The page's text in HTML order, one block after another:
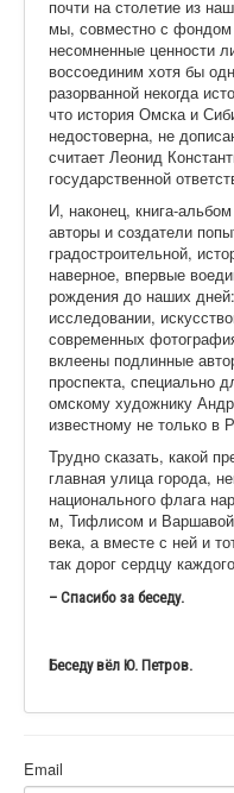
почти на столетие из
мы, совместно с фондом
несомненные ценности
воссоединим хотя бы
разорванной некогда
что история Омска и
недостоверна, не
считает Леонид
государственной
И, наконец, книга-
авторы и создатели
градостроительной,
наверное, впервые
рождения до наших
исследовании,
современных
вклеены подлинные
проспекта, специально
омскому художнику
известному не только в
Трудно сказать, какой
главная улица города,
национального флага
м, Тифлисом и
века, а вместе с ней и
так дорог сердцу
– Спасибо за беседу.
Беседу вёл Ю. Петров.
Email